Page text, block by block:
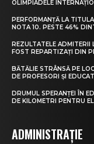
OLIMPIADELE
PERFORMANȚĂ LA
NOTA 10. PESTE 46%
REZULTATELE ADMITERII
FOST REPARTIZAȚI DIN
BĂTĂLIE STRÂNSĂ PE
DE PROFESORI ȘI
DRUMUL SPERANȚEI ÎN
DE KILOMETRI PENTRU
ADMINISTRAȚIE